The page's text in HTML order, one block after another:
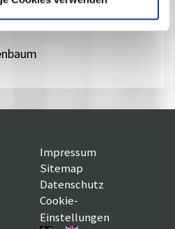
Impressum
Sitemap
Datenschutz
Cookie-
Einstellungen